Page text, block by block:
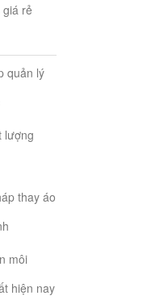
rẻ
quản lý
lượng
thay áo
môi
hiện nay